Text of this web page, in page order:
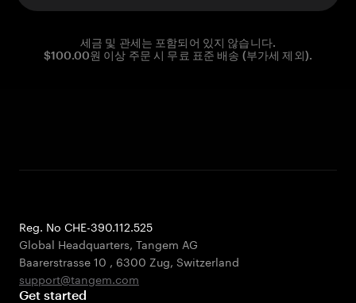
세금 및 관세는 포함되어 있지 않습니다.
$100.00원 이상 주문 시 무료 표준 배송 (부가세 제외).
Reg. No CHE-390.112.525
Global Headquarters, Tangem AG
Baarerstrasse 10 , 6300 Zug, Switzerland
support@tangem.com
Get started